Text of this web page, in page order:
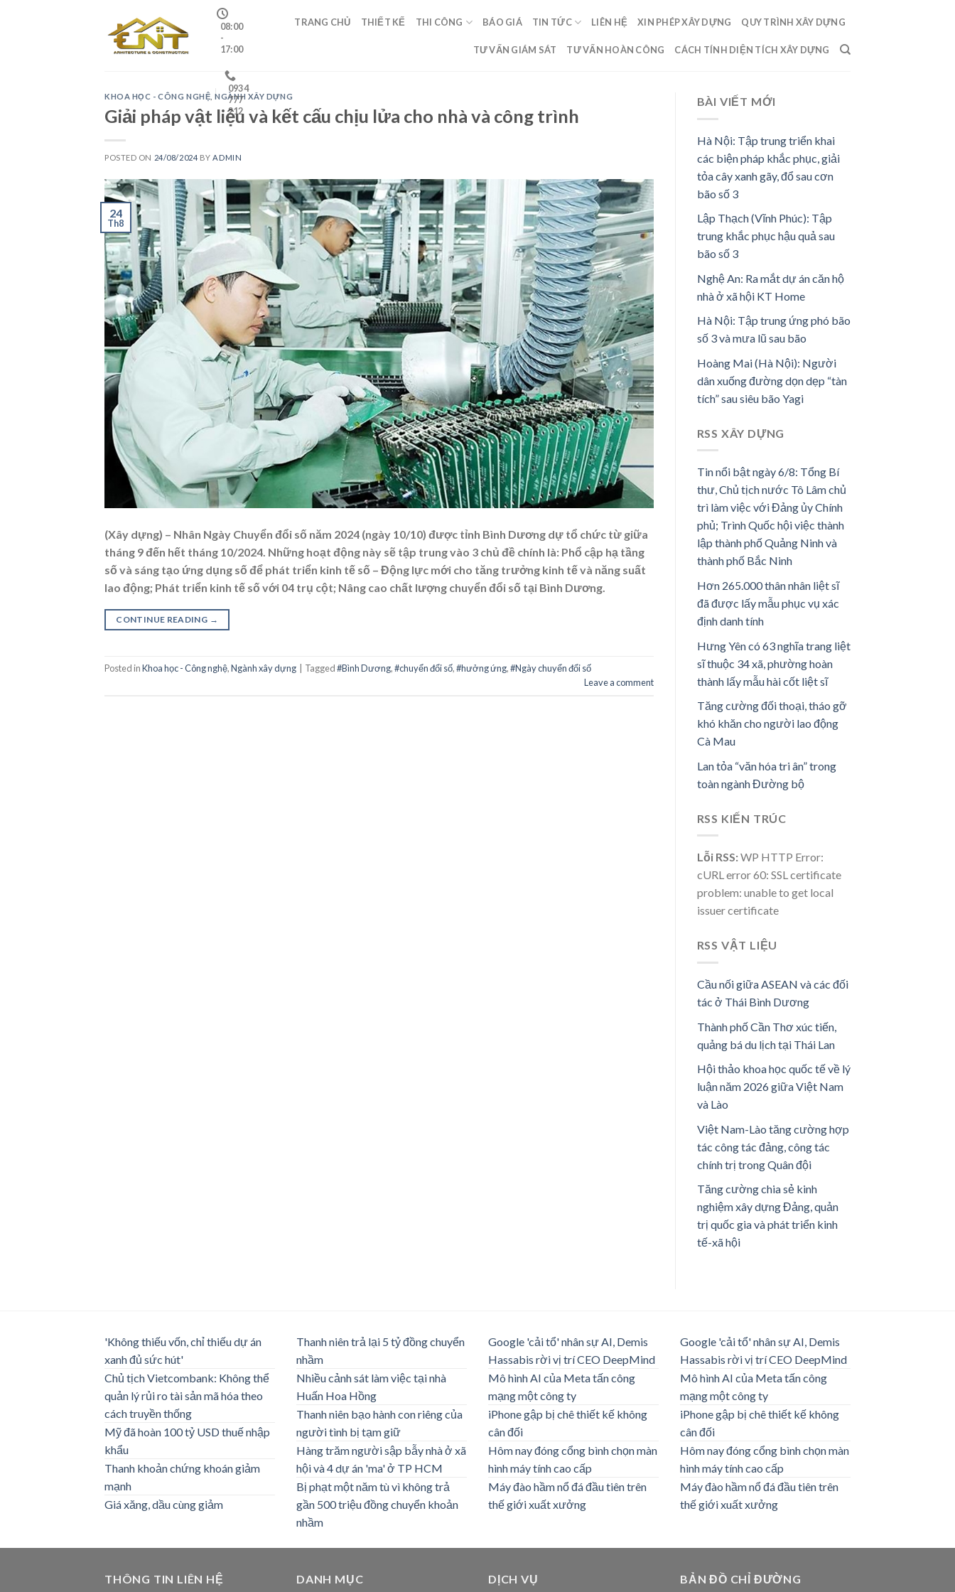
08:00
-
17:00
0934
777
212
TRANG CHỦ THIẾT KẾ THI CÔNG BÁO GIÁ TIN TỨC LIÊN HỆ XIN PHÉP XÂY DỰNG QUY TRÌNH XÂY DỰNG
TƯ VẤN GIÁM SÁT TƯ VẤN HOÀN CÔNG CÁCH TÍNH DIỆN TÍCH XÂY DỰNG
KHOA HỌC - CÔNG NGHỆ ,NGÀNH XÂY DỰNG
Giải pháp vật liệu và kết cấu chịu lửa cho nhà và công trình
POSTED ON 24/08/2024 BY ADMIN
24
Th8
(Xây dựng) – Nhân Ngày Chuyển đổi số năm 2024 (ngày 10/10) được tỉnh Bình Dương dự tổ chức từ giữa
tháng 9 đến hết tháng 10/2024. Những hoạt động này sẽ tập trung vào 3 chủ đề chính là: Phổ cập hạ tầng
số và sáng tạo ứng dụng số để phát triển kinh tế số – Động lực mới cho tăng trưởng kinh tế và năng suất
lao động; Phát triển kinh tế số với 04 trụ cột; Nâng cao chất lượng chuyển đổi số tại Bình Dương.
CONTINUE READING →
Posted inKhoa học - Công nghệ,Ngành xây dựng Tagged#Bình Dương,#chuyển đổi số,#hưởng ứng,#Ngày chuyển đổi số
Leave a comment
BÀI VIẾT MỚI
Hà Nội: Tập trung triển khai
các biện pháp khắc phục, giải
tỏa cây xanh gãy, đổ sau cơn
bão số 3
Lập Thạch (Vĩnh Phúc): Tập
trung khắc phục hậu quả sau
bão số 3
Nghệ An: Ra mắt dự án căn hộ
nhà ở xã hội KT Home
Hà Nội: Tập trung ứng phó bão
số 3 và mưa lũ sau bão
Hoàng Mai (Hà Nội): Người
dân xuống đường dọn dẹp “tàn
tích” sau siêu bão Yagi
RSS XÂY DỰNG
Tin nổi bật ngày 6/8: Tổng Bí
thư, Chủ tịch nước Tô Lâm chủ
trì làm việc với Đảng ủy Chính
phủ; Trình Quốc hội việc thành
lập thành phố Quảng Ninh và
thành phố Bắc Ninh
Hơn 265.000 thân nhân liệt sĩ
đã được lấy mẫu phục vụ xác
định danh tính
Hưng Yên có 63 nghĩa trang liệt
sĩ thuộc 34 xã, phường hoàn
thành lấy mẫu hài cốt liệt sĩ
Tăng cường đối thoại, tháo gỡ
khó khăn cho người lao động
Cà Mau
Lan tỏa “văn hóa tri ân” trong
toàn ngành Đường bộ
RSS KIẾN TRÚC
Lỗi RSS:WP HTTP Error:
cURL error 60: SSL certificate
problem: unable to get local
issuer certificate
RSS VẬT LIỆU
Cầu nối giữa ASEAN và các đối
tác ở Thái Bình Dương
Thành phố Cần Thơ xúc tiến,
quảng bá du lịch tại Thái Lan
Hội thảo khoa học quốc tế về lý
luận năm 2026 giữa Việt Nam
và Lào
Việt Nam-Lào tăng cường hợp
tác công tác đảng, công tác
chính trị trong Quân đội
Tăng cường chia sẻ kinh
nghiệm xây dựng Đảng, quản
trị quốc gia và phát triển kinh
tế-xã hội
'Không thiếu vốn, chỉ thiếu dự án
xanh đủ sức hút'
Chủ tịch Vietcombank: Không thể
quản lý rủi ro tài sản mã hóa theo
cách truyền thống
Mỹ đã hoàn 100 tỷ USD thuế nhập
khẩu
Thanh khoản chứng khoán giảm
mạnh
Giá xăng, dầu cùng giảm
Thanh niên trả lại 5 tỷ đồng chuyển
nhầm
Nhiều cảnh sát làm việc tại nhà
Huấn Hoa Hồng
Thanh niên bạo hành con riêng của
người tình bị tạm giữ
Hàng trăm người sập bẫy nhà ở xã
hội và 4 dự án 'ma' ở TP HCM
Bị phạt một năm tù vì không trả
gần 500 triệu đồng chuyển khoản
nhầm
Google 'cải tổ' nhân sự AI, Demis
Hassabis rời vị trí CEO DeepMind
Mô hình AI của Meta tấn công
mạng một công ty
iPhone gập bị chê thiết kế không
cân đối
Hôm nay đóng cổng bình chọn màn
hình máy tính cao cấp
Máy đào hầm nổ đá đầu tiên trên
thế giới xuất xưởng
Google 'cải tổ' nhân sự AI, Demis
Hassabis rời vị trí CEO DeepMind
Mô hình AI của Meta tấn công
mạng một công ty
iPhone gập bị chê thiết kế không
cân đối
Hôm nay đóng cổng bình chọn màn
hình máy tính cao cấp
Máy đào hầm nổ đá đầu tiên trên
thế giới xuất xưởng
THÔNG TIN LIÊN HỆ DANH MỤC DỊCH VỤ BẢN ĐỒ CHỈ ĐƯỜNG